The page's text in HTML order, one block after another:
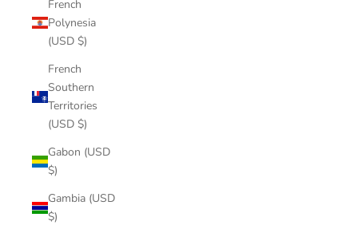
French
Polynesia
(USD $)
French
Southern
Territories
(USD $)
Gabon (USD
$)
Gambia (USD
$)